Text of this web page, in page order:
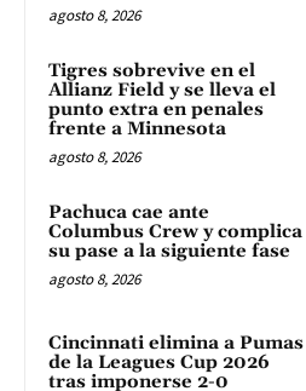
agosto 8, 2026
Tigres sobrevive en el
Allianz Field y se lleva el
punto extra en penales
frente a Minnesota
agosto 8, 2026
Pachuca cae ante
Columbus Crew y complica
su pase a la siguiente fase
agosto 8, 2026
Cincinnati elimina a Pumas
de la Leagues Cup 2026
tras imponerse 2-0